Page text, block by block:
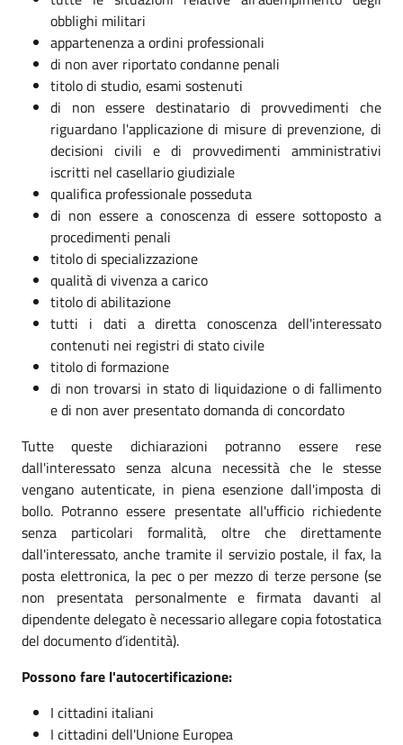
obblighi militari
appartenenza a ordini professionali
di non aver riportato condanne penali
titolo di studio, esami sostenuti
di non essere destinatario di provvedimenti che
riguardano l'applicazione di misure di prevenzione, di
decisioni civili e di provvedimenti amministrativi
iscritti nel casellario giudiziale
qualifica professionale posseduta
di non essere a conoscenza di essere sottoposto a
procedimenti penali
titolo di specializzazione
qualità di vivenza a carico
titolo di abilitazione
tutti i dati a diretta conoscenza dell'interessato
contenuti nei registri di stato civile
titolo di formazione
di non trovarsi in stato di liquidazione o di fallimento
e di non aver presentato domanda di concordato
Tutte queste dichiarazioni potranno essere rese
dall'interessato senza alcuna necessità che le stesse
vengano autenticate, in piena esenzione dall'imposta di
bollo. Potranno essere presentate all'ufficio richiedente
senza particolari formalità, oltre che direttamente
dall'interessato, anche tramite il servizio postale, il fax, la
posta elettronica, la pec o per mezzo di terze persone (se
non presentata personalmente e firmata davanti al
dipendente delegato è necessario allegare copia fotostatica
del documento d’identità).
Possono fare l'autocertificazione:
I cittadini italiani
I cittadini dell'Unione Europea